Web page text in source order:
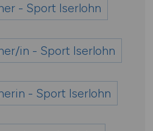
- Sport Iserlohn
in - Sport Iserlohn
- Sport Iserlohn